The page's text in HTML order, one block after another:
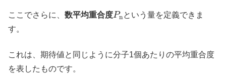
ここでさらに、 数平均重合度
Pn
という量を定義できま
す。
これは、期待値と同じように分子1個あたりの平均重合度
を表したものです。